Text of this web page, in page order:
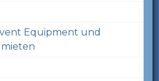
Equipment und